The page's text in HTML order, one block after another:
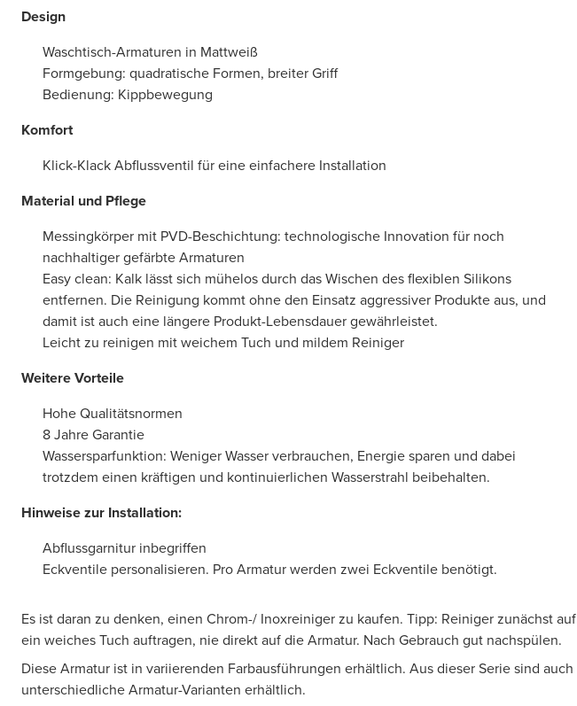
Design
Waschtisch-Armaturen in Mattweiß
Formgebung: quadratische Formen, breiter Griff
Bedienung: Kippbewegung
Komfort
Klick-Klack Abflussventil für eine einfachere Installation
Material und Pflege
Messingkörper mit PVD-Beschichtung: technologische Innovation für noch
nachhaltiger gefärbte Armaturen
Easy clean: Kalk lässt sich mühelos durch das Wischen des flexiblen Silikons
entfernen. Die Reinigung kommt ohne den Einsatz aggressiver Produkte aus, und
damit ist auch eine längere Produkt-Lebensdauer gewährleistet.
Leicht zu reinigen mit weichem Tuch und mildem Reiniger
Weitere Vorteile
Hohe Qualitätsnormen
8 Jahre Garantie
Wassersparfunktion: Weniger Wasser verbrauchen, Energie sparen und dabei
trotzdem einen kräftigen und kontinuierlichen Wasserstrahl beibehalten.
Hinweise zur Installation:
Abflussgarnitur inbegriffen
Eckventile personalisieren. Pro Armatur werden zwei Eckventile benötigt.
Es ist daran zu denken, einen Chrom-/ Inoxreiniger zu kaufen. Tipp: Reiniger zunächst auf
ein weiches Tuch auftragen, nie direkt auf die Armatur. Nach Gebrauch gut nachspülen.
Diese Armatur ist in variierenden Farbausführungen erhältlich. Aus dieser Serie sind auch
unterschiedliche Armatur-Varianten erhältlich.